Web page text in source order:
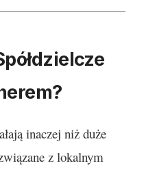
inaczej niż duże
z lokalnym